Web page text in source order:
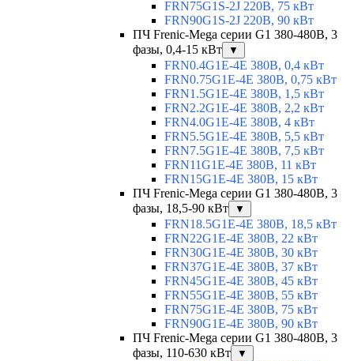
FRN75G1S-2J 220В, 75 кВт
FRN90G1S-2J 220В, 90 кВт
ПЧ Frenic-Mega серии G1 380-480В, 3
фазы, 0,4-15 кВт
▼
FRN0.4G1E-4E 380В, 0,4 кВт
FRN0.75G1E-4E 380В, 0,75 кВт
FRN1.5G1E-4E 380В, 1,5 кВт
FRN2.2G1E-4E 380В, 2,2 кВт
FRN4.0G1E-4E 380В, 4 кВт
FRN5.5G1E-4E 380В, 5,5 кВт
FRN7.5G1E-4E 380В, 7,5 кВт
FRN11G1E-4E 380В, 11 кВт
FRN15G1E-4E 380В, 15 кВт
ПЧ Frenic-Mega серии G1 380-480В, 3
фазы, 18,5-90 кВт
▼
FRN18.5G1E-4E 380В, 18,5 кВт
FRN22G1E-4E 380В, 22 кВт
FRN30G1E-4E 380В, 30 кВт
FRN37G1E-4E 380В, 37 кВт
FRN45G1E-4E 380В, 45 кВт
FRN55G1E-4E 380В, 55 кВт
FRN75G1E-4E 380В, 75 кВт
FRN90G1E-4E 380В, 90 кВт
ПЧ Frenic-Mega серии G1 380-480В, 3
фазы, 110-630 кВт
▼